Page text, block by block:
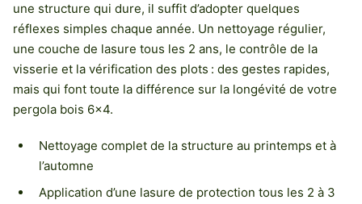
une structure qui dure, il suffit d’adopter quelques
réflexes simples chaque année. Un nettoyage régulier,
une couche de lasure tous les 2 ans, le contrôle de la
visserie et la vérification des plots : des gestes rapides,
mais qui font toute la différence sur la longévité de votre
pergola bois 6×4.
Nettoyage complet de la structure au printemps et à
l’automne
Application d’une lasure de protection tous les 2 à 3